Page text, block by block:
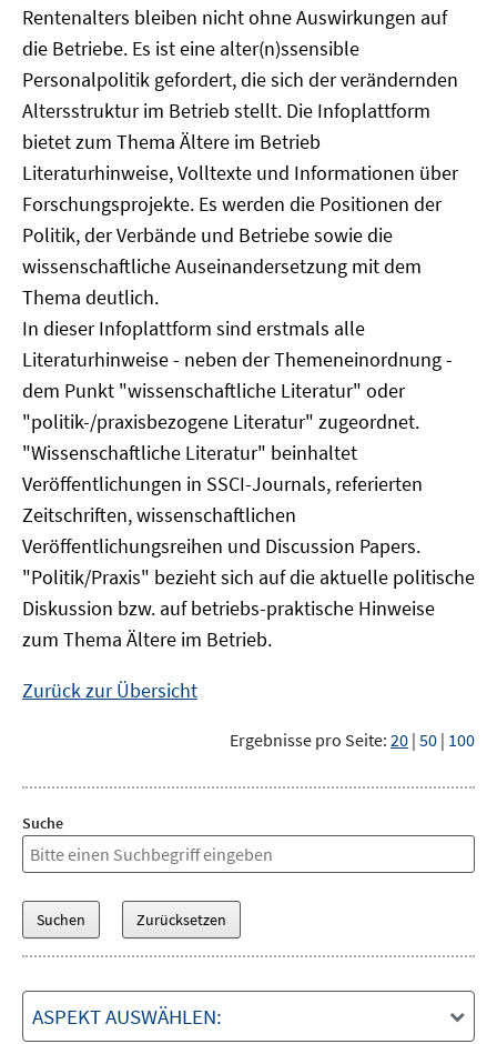
Rentenalters bleiben nicht ohne Auswirkungen auf
die Betriebe. Es ist eine alter(n)ssensible
Personalpolitik gefordert, die sich der verändernden
Altersstruktur im Betrieb stellt. Die Infoplattform
bietet zum Thema Ältere im Betrieb
Literaturhinweise, Volltexte und Informationen über
Forschungsprojekte. Es werden die Positionen der
Politik, der Verbände und Betriebe sowie die
wissenschaftliche Auseinandersetzung mit dem
Thema deutlich.
In dieser Infoplattform sind erstmals alle
Literaturhinweise - neben der Themeneinordnung -
dem Punkt "wissenschaftliche Literatur" oder
"politik-/praxisbezogene Literatur" zugeordnet.
"Wissenschaftliche Literatur" beinhaltet
Veröffentlichungen in SSCI-Journals, referierten
Zeitschriften, wissenschaftlichen
Veröffentlichungsreihen und Discussion Papers.
"Politik/Praxis" bezieht sich auf die aktuelle politische
Diskussion bzw. auf betriebs-praktische Hinweise
zum Thema Ältere im Betrieb.
Zurück zur Übersicht
Ergebnisse pro Seite: 20 | 50 | 100
Suche
ASPEKT AUSWÄHLEN: